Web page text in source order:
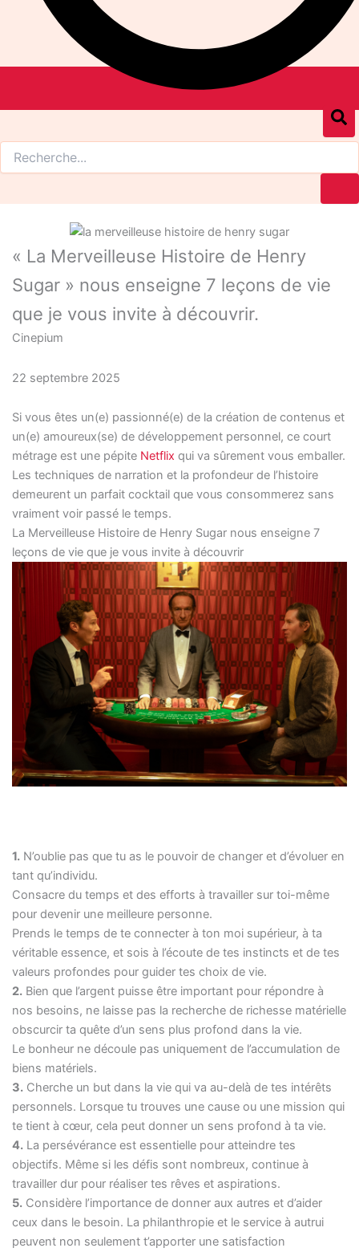
« La Merveilleuse Histoire de Henry
Sugar » nous enseigne 7 leçons de vie
que je vous invite à découvrir.
Cinepium
22 septembre 2025
Si vous êtes un(e) passionné(e) de la création de contenus et
un(e) amoureux(se) de développement personnel, ce court
métrage est une pépite Netflix qui va sûrement vous emballer.
Les techniques de narration et la profondeur de l’histoire
demeurent un parfait cocktail que vous consommerez sans
vraiment voir passé le temps.
La Merveilleuse Histoire de Henry Sugar nous enseigne 7
leçons de vie que je vous invite à découvrir
1.N’oublie pas que tu as le pouvoir de changer et d’évoluer en
tant qu’individu.
Consacre du temps et des efforts à travailler sur toi-même
pour devenir une meilleure personne.
Prends le temps de te connecter à ton moi supérieur, à ta
véritable essence, et sois à l’écoute de tes instincts et de tes
valeurs profondes pour guider tes choix de vie.
2.Bien que l’argent puisse être important pour répondre à
nos besoins, ne laisse pas la recherche de richesse matérielle
obscurcir ta quête d’un sens plus profond dans la vie.
Le bonheur ne découle pas uniquement de l’accumulation de
biens matériels.
3.Cherche un but dans la vie qui va au-delà de tes intérêts
personnels. Lorsque tu trouves une cause ou une mission qui
te tient à cœur, cela peut donner un sens profond à ta vie.
4.La persévérance est essentielle pour atteindre tes
objectifs. Même si les défis sont nombreux, continue à
travailler dur pour réaliser tes rêves et aspirations.
5.Considère l’importance de donner aux autres et d’aider
ceux dans le besoin. La philanthropie et le service à autrui
peuvent non seulement t’apporter une satisfaction